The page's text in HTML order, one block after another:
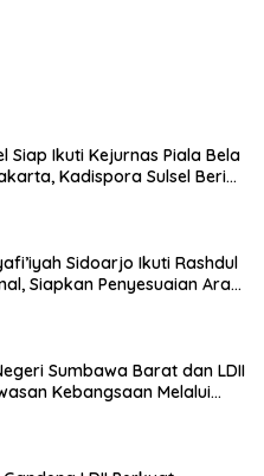
Siap Ikuti Kejurnas Piala Bela
Kadispora Sulsel Beri
Sidoarjo Ikuti Rashdul
Siapkan Penyesuaian Arah
Sumbawa Barat dan LDII
Kebangsaan Melalui